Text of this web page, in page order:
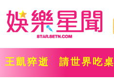
王凱猝逝 請世界吃桌